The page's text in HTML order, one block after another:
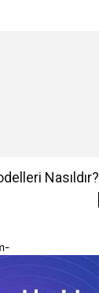
Nasıldır?